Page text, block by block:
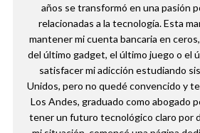
años se transformó en una pasión
relacionadas a la tecnología. Esta
mantener mi cuenta bancaria en
del último gadget, el último juego o el
satisfacer mi adicción estudiando
Unidos, pero no quedé convencido y
Los Andes, graduado como abogado
tener un futuro tecnológico claro por